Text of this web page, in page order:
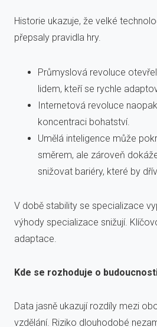
Historie ukazuje, že velké
přepsaly pravidla hry.
Průmyslová revoluce
lidem, kteří se rychle
Internetová revoluce
koncentraci bohatství.
Umělá inteligence může
směrem, ale zároveň
snižovat bariéry, které by
V době stability se specializace
výhody specializace snižují.
adaptace.
Kde se rozhoduje o
Data jasně ukazují rozdíly mezi
vzdělání. Riziko dlouhodobé